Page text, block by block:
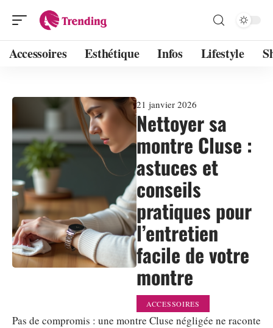
Accessoires Esthétique Infos Lifestyle
21 janvier 2026
Nettoyer sa
montre Cluse :
astuces et
conseils
pratiques pour
l’entretien
facile de votre
montre
ACCESSOIRES
Pas de compromis : une montre Cluse négligée ne raconte